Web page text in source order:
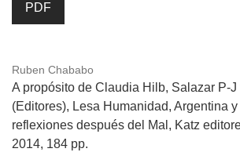
PDF
Ruben Chababo
A propósito de Claudia Hilb, Salazar P-J
(Editores), Lesa Humanidad, Argentina
reflexiones después del Mal, Katz
2014, 184 pp.